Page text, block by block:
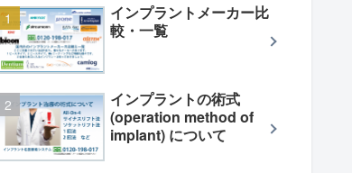
インプラントメーカー比
較・一覧
インプラントの術式
(operation method of
implant) について